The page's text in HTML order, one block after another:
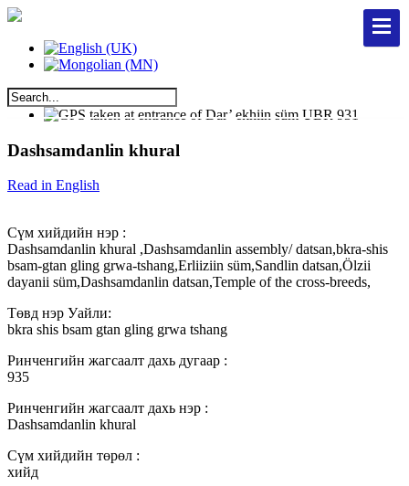
Dashsamdanlin khural
Read in English
Сүм хийдийн нэр :
Dashsamdanlin khural ,Dashsamdanlin assembly/ datsan,bkra-shis
bsam-gtan gling grwa-tshang,Erliiziin süm,Sandlin datsan,Ölzii
dayanii süm,Dashsamdanlin datsan,Temple of the cross-breeds,
Төвд нэр Уайли:
bkra shis bsam gtan gling grwa tshang
Ринченгийн жагсаалт дахь дугаар :
935
Ринченгийн жагсаалт дахь нэр :
Dashsamdanlin khural
Сүм хийдийн төрөл :
хийд